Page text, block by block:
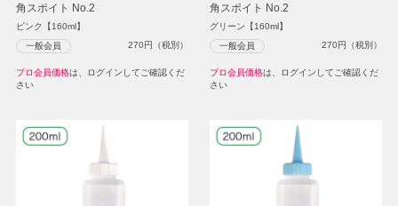
角スポイト No.2
ピンク【160ml】
一般会員 270円（税別）
プロ会員価格は、ログインしてご確認くだ
さい
角スポイト No.2
グリーン【160ml】
一般会員 270円（税別）
プロ会員価格は、ログインしてご確認くだ
さい